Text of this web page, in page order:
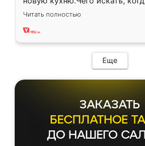
вполне довольна. Служит
два года, нареканий нет.
Читать полностью
Еще
ЗАКАЗАТЬ
БЕСПЛАТНОЕ
ДО НАШЕГО